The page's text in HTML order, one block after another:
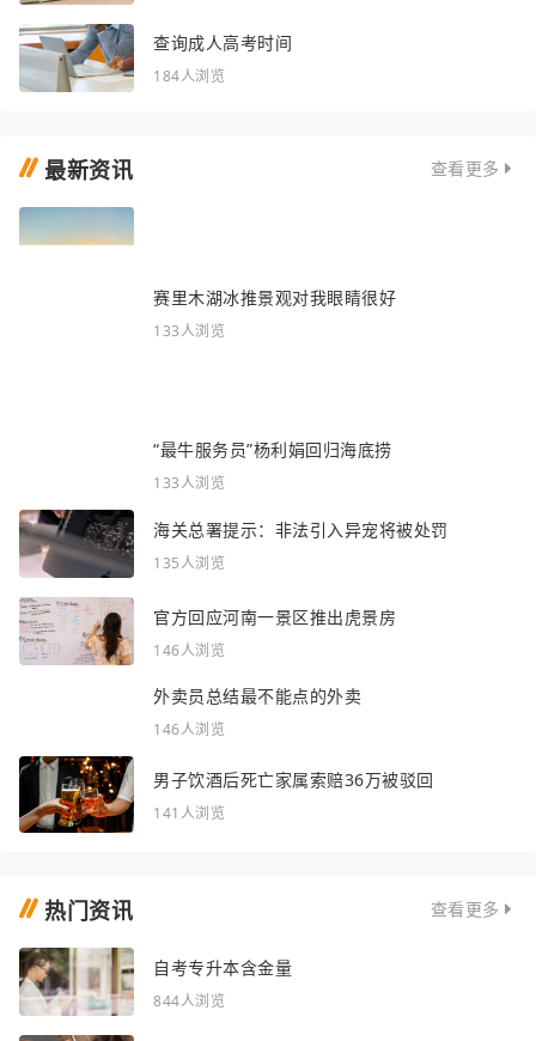
查询成人高考时间
184人浏览
最新资讯 查看更多
赛里木湖冰推景观对我眼睛很好
133人浏览
“最牛服务员”杨利娟回归海底捞
海关总署提示：非法引入异宠将被处罚
官方回应河南一景区推出虎景房
146人浏览
外卖员总结最不能点的外卖
146人浏览
热门资讯